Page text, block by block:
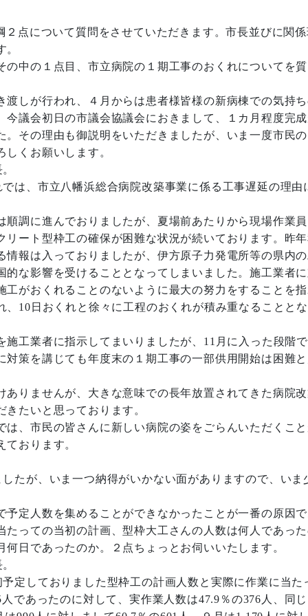
について質問をさせていただきます。市長並びに関係
の中の１点目、市立病院の１期工事のおくれについてを
しが行われ、４月からは患者様皆様の新病棟での気持
議会初日の市議会協議会におきまして、１カ月程度完
その理由も御説明をいただきましたが、いま一度市民
くお願いします。
は、市立八幡浜総合病院改築事業に係る工事遅延の理由
調に進んでおりましたが、夏場前あたりから現場作業
ート型枠工の確保が困難な状況が続いております。昨
報は入っておりましたが、伊方原子力発電所等の県内
な影響を受けることとなってしまいました。施工業者
がおくれることのないように最大の努力をすることを
10日おくれと徐々に工程のおくれが積み重なることと
工業者に指示してまいりましたが、11月に入った段階
策を講じても年度末の１期工事の一部供用開始は困難
りませんが、大きな意味での長年放置されてきた病院
たいと思っております。
、市民の皆さんに新しい病院の姿をごらんいただくこ
おります。
が、いま一つ納得がいかない面がありますので、いま
定人数を集めることができなかったことが一番の原因
っての当初の計画、型枠大工さんの人数は何人であっ
日であったのか。２点ちょっとお伺いいたします。
定しておりました型枠工の計画人数と実際に作業に当た
であったのに対して、実作業人数は47.9％の376人、同